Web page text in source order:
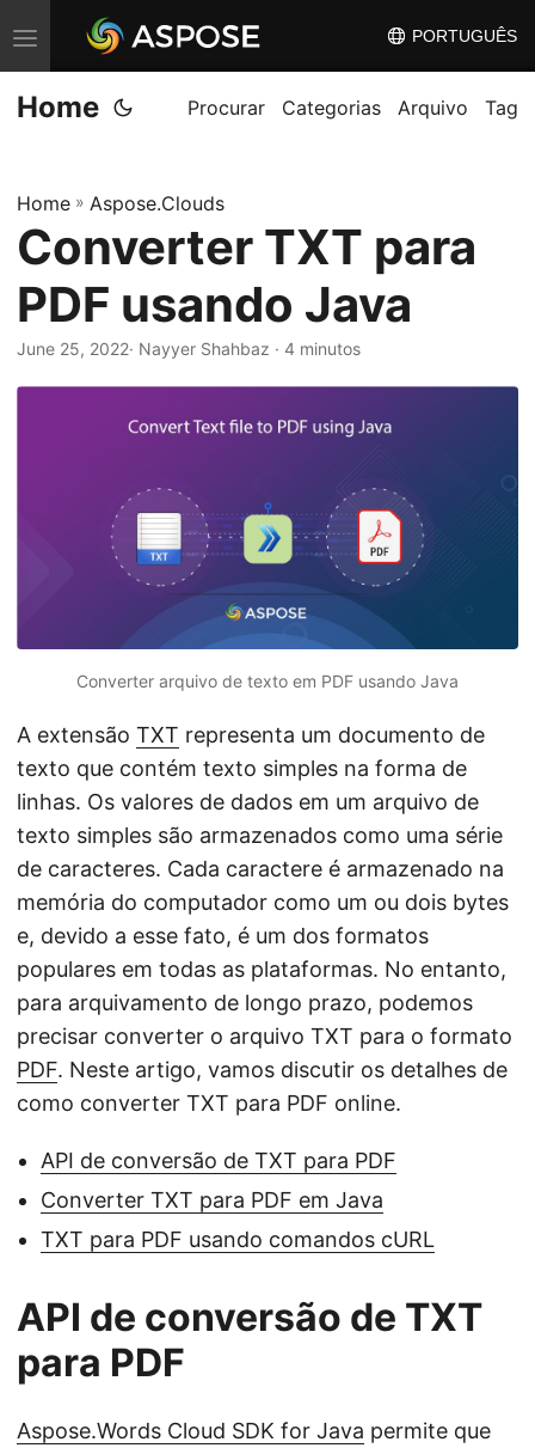
A
l
t
n
a
n
a
PORTUGUÊS
Home Procurar Categorias Arquivo Tag
Home » Aspose.Clouds
Converter TXT para
PDF usando Java
June 25, 2022· Nayyer Shahbaz · 4 minutos
Converter arquivo de texto em PDF usando Java
A extensão TXT representa um documento de
texto que contém texto simples na forma de
linhas. Os valores de dados em um arquivo de
texto simples são armazenados como uma série
de caracteres. Cada caractere é armazenado na
memória do computador como um ou dois bytes
e, devido a esse fato, é um dos formatos
populares em todas as plataformas. No entanto,
para arquivamento de longo prazo, podemos
precisar converter o arquivo TXT para o formato
PDF. Neste artigo, vamos discutir os detalhes de
como converter TXT para PDF online.
API de conversão de TXT para PDF
Converter TXT para PDF em Java
TXT para PDF usando comandos cURL
API de conversão de TXT
para PDF
Aspose.Words Cloud SDK for Java permite que